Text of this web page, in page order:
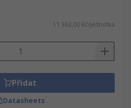
11 362,00 Kč/jednotka
Přidat
Datasheets